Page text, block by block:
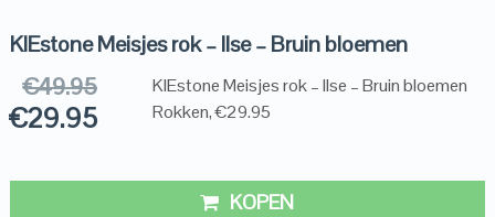
KIEstone Meisjes rok – Ilse – Bruin bloemen
€49.95
€29.95
KIEstone Meisjes rok – Ilse – Bruin bloemen
Rokken, €29.95
KOPEN